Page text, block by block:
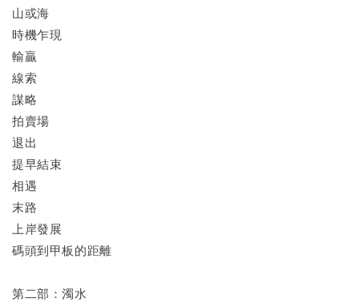
山或海
時機乍現
輸贏
線索
謀略
拍賣場
退出
提早結束
相遇
末路
上岸發展
碼頭到甲板的距離
第二部：濁水